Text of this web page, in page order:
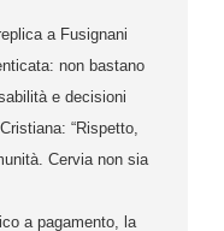
a Fusignani
non bastano
e decisioni
“Rispetto,
Cervia non sia
a pagamento, la